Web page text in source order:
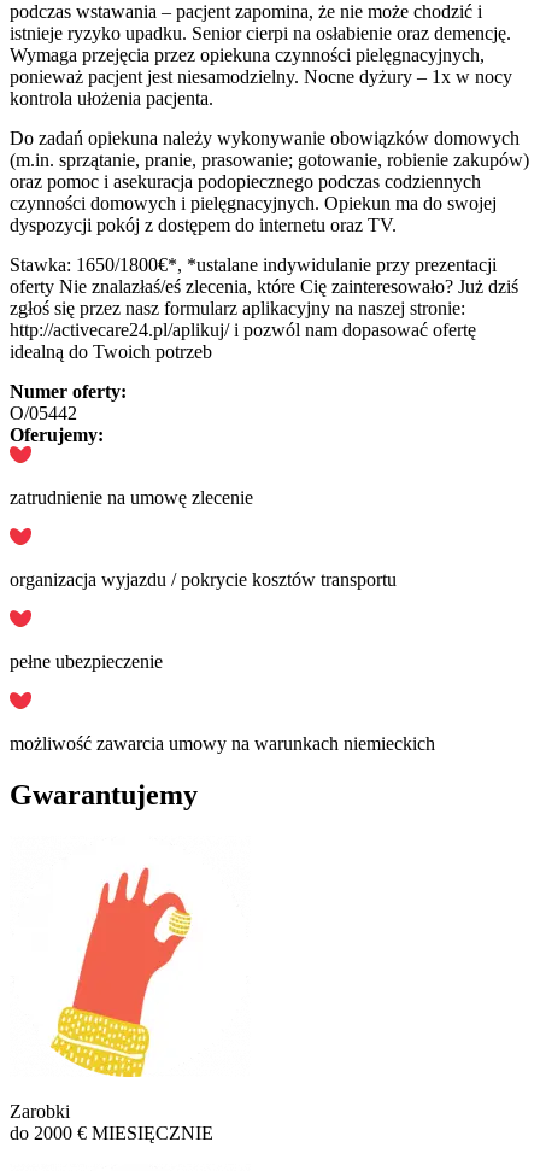
podczas wstawania – pacjent zapomina, że nie może chodzić i
istnieje ryzyko upadku. Senior cierpi na osłabienie oraz demencję.
Wymaga przejęcia przez opiekuna czynności pielęgnacyjnych,
ponieważ pacjent jest niesamodzielny. Nocne dyżury – 1x w nocy
kontrola ułożenia pacjenta.
Do zadań opiekuna należy wykonywanie obowiązków domowych
(m.in. sprzątanie, pranie, prasowanie; gotowanie, robienie zakupów)
oraz pomoc i asekuracja podopiecznego podczas codziennych
czynności domowych i pielęgnacyjnych. Opiekun ma do swojej
dyspozycji pokój z dostępem do internetu oraz TV.
Stawka: 1650/1800€*, *ustalane indywidulanie przy prezentacji
oferty Nie znalazłaś/eś zlecenia, które Cię zainteresowało? Już dziś
zgłoś się przez nasz formularz aplikacyjny na naszej stronie:
http://activecare24.pl/aplikuj/ i pozwól nam dopasować ofertę
idealną do Twoich potrzeb
Numer oferty:
O/05442
Oferujemy:
zatrudnienie na umowę zlecenie
organizacja wyjazdu / pokrycie kosztów transportu
pełne ubezpieczenie
możliwość zawarcia umowy na warunkach niemieckich
Gwarantujemy
Zarobki
do 2000 € MIESIĘCZNIE